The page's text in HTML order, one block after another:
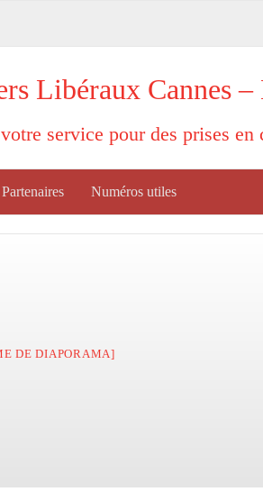
Libéraux Cannes –
service pour des prises en
Numéros utiles
DE DIAPORAMA]